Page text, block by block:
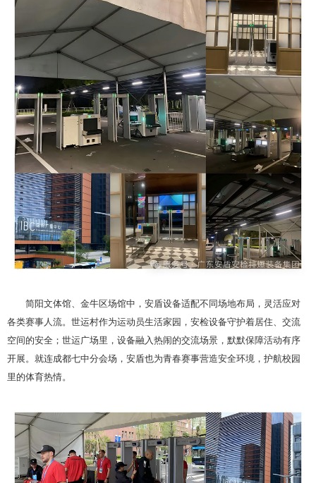
简阳文体馆、金牛区场馆中，安盾设备适配不同场地布局，灵活应对
各类赛事人流。世运村作为运动员生活家园，安检设备守护着居住、交流
空间的安全；世运广场里，设备融入热闹的交流场景，默默保障活动有序
开展。就连成都七中分会场，安盾也为青春赛事营造安全环境，护航校园
里的体育热情。